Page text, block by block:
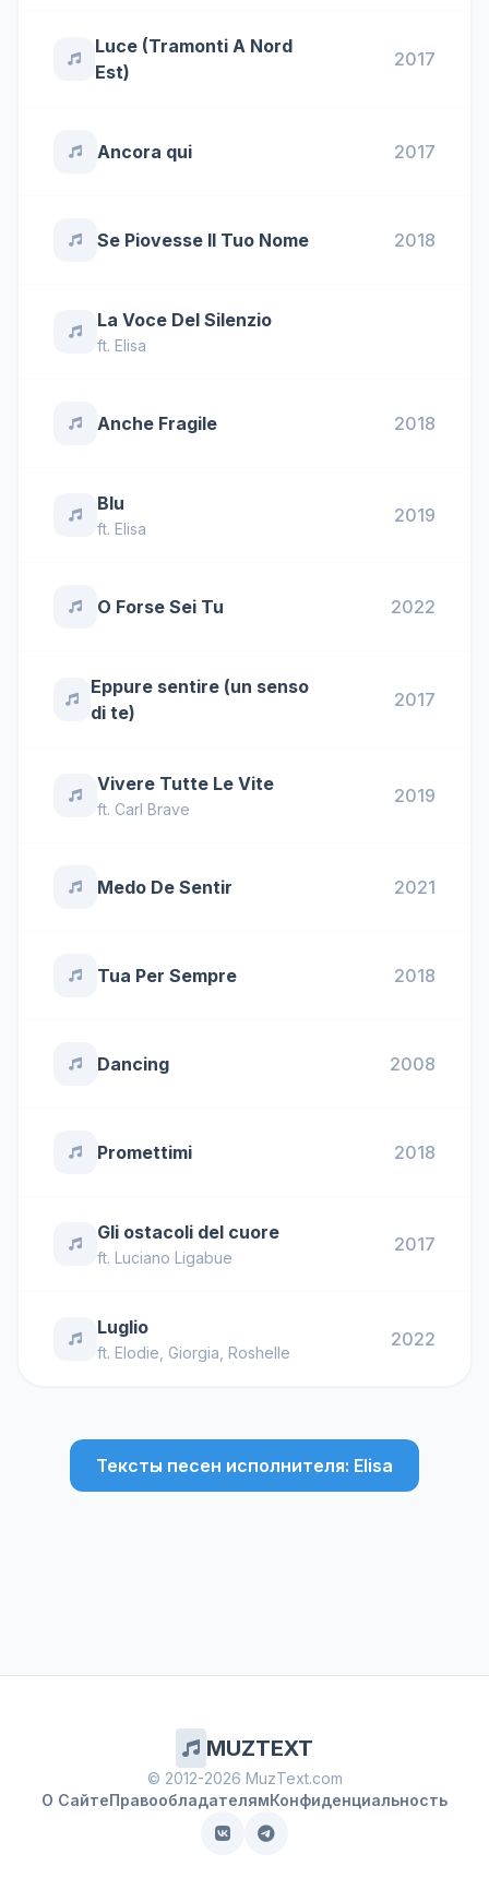
Luce (Tramonti A Nord
Est)
2017
Ancora qui 2017
Se Piovesse Il Tuo Nome 2018
La Voce Del Silenzio
ft. Elisa
Anche Fragile 2018
Blu
ft. Elisa
2019
O Forse Sei Tu 2022
Eppure sentire (un senso
di te)
2017
Vivere Tutte Le Vite
ft. Carl Brave
2019
Medo De Sentir 2021
Tua Per Sempre 2018
Dancing 2008
Promettimi 2018
Gli ostacoli del cuore
ft. Luciano Ligabue
2017
Luglio
ft. Elodie Giorgia Roshelle
2022
Тексты песен исполнителя: Elisa
MUZTEXT
© 2012-2026 MuzText.com
О СайтеПравообладателямКонфиденциальность